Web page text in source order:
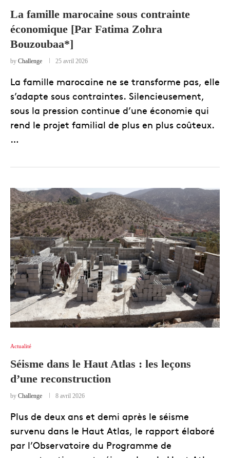
La famille marocaine sous contrainte
économique [Par Fatima Zohra
Bouzoubaa*]
by Challenge 25 avril 2026
La famille marocaine ne se transforme pas, elle
s’adapte sous contraintes. Silencieusement,
sous la pression continue d’une économie qui
rend le projet familial de plus en plus coûteux.
…
Actualité
Séisme dans le Haut Atlas : les leçons
d’une reconstruction
by Challenge 8 avril 2026
Plus de deux ans et demi après le séisme
survenu dans le Haut Atlas, le rapport élaboré
par l’Observatoire du Programme de